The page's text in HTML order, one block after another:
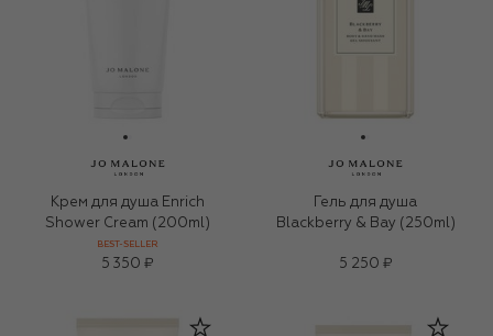
Крем для душа Enrich
Shower Cream (200ml)
BEST-SELLER
5 350 ₽
Гель для душа
Blackberry & Bay (250ml)
5 250 ₽